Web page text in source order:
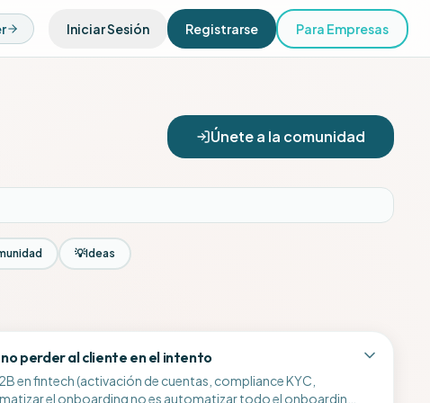
Iniciar Sesión Registrarse Para Empresas
Únete a la comunidad
💡Ideas
perder al cliente en el intento
en fintech (activación de cuentas, compliance KYC,
el onboarding no es automatizar todo el onboarding.